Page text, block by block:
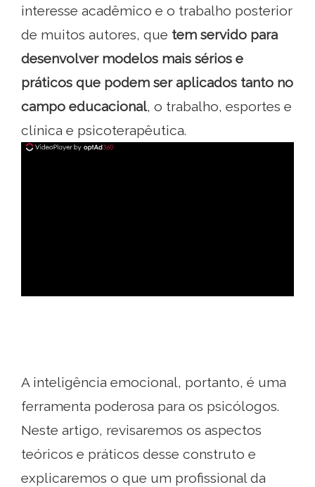
interesse acadêmico e o trabalho posterior
de muitos autores, que tem servido para
desenvolver modelos mais sérios e
práticos que podem ser aplicados tanto no
campo educacional, o trabalho, esportes e
clínica e psicoterapêutica.
A inteligência emocional, portanto, é uma
ferramenta poderosa para os psicólogos.
Neste artigo, revisaremos os aspectos
teóricos e práticos desse construto e
explicaremos o que um profissional da